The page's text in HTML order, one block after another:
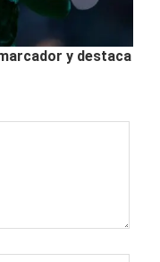
y destaca